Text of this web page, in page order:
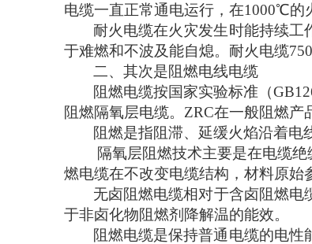
电缆一直正常通电运行，在1000℃的
耐火电缆在火灾发生时能持续
于难燃和不波及能自熄。耐火电缆
二、其次是阻燃电线电缆
阻燃电缆按国家实验标准（
阻燃隔氧层电缆。 ZRC在一般阻燃产
阻燃是指阻滞、延缓火焰沿着电
隔氧层阻燃技术主要是在电缆
燃电缆在不改变电缆结构，材料原始
无卤阻燃电缆相对于含卤阻燃电
于非卤化物阻燃剂降解温的能效。
阻燃电缆是保持普通电缆的电